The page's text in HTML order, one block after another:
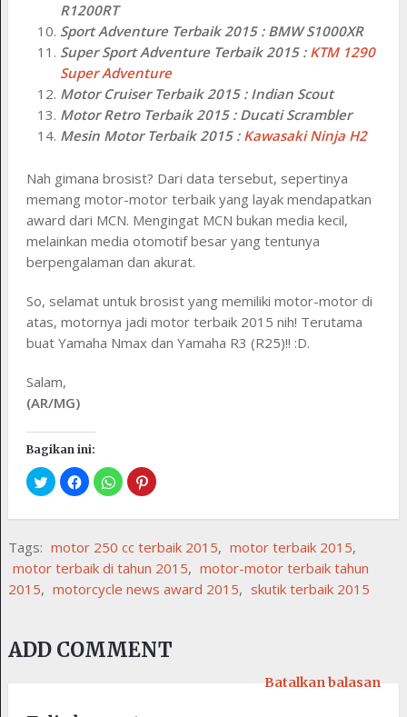
R1200RT
Sport Adventure Terbaik 2015 : BMW S1000XR
Super Sport Adventure Terbaik 2015 : KTM 1290
Super Adventure
Motor Cruiser Terbaik 2015 : Indian Scout
Motor Retro Terbaik 2015 : Ducati Scrambler
Mesin Motor Terbaik 2015 : Kawasaki Ninja H2
Nah gimana brosist? Dari data tersebut, sepertinya
memang motor-motor terbaik yang layak mendapatkan
award dari MCN. Mengingat MCN bukan media kecil,
melainkan media otomotif besar yang tentunya
berpengalaman dan akurat.
So, selamat untuk brosist yang memiliki motor-motor di
atas, motornya jadi motor terbaik 2015 nih! Terutama
buat Yamaha Nmax dan Yamaha R3 (R25)!! :D.
Salam,
(AR/MG)
Bagikan ini:
Tags: motor 250 cc terbaik 2015, motor terbaik 2015,
motor terbaik di tahun 2015, motor-motor terbaik tahun
2015, motorcycle news award 2015, skutik terbaik 2015
ADD COMMENT
Batalkan balasan